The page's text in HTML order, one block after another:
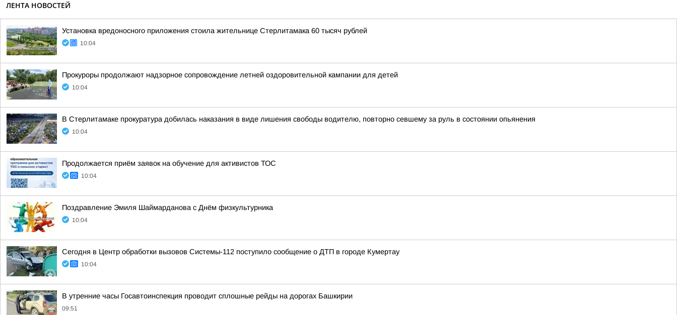
ЛЕНТА НОВОСТЕЙ
Установка вредоносного приложения стоила жительнице Стерлитамака 60 тысяч рублей
10:04
Прокуроры продолжают надзорное сопровождение летней оздоровительной кампании для детей
10:04
В Стерлитамаке прокуратура добилась наказания в виде лишения свободы водителю, повторно севшему за руль в состоянии опьянения
10:04
Продолжается приём заявок на обучение для активистов ТОС
10:04
Поздравление Эмиля Шаймарданова с Днём физкультурника
10:04
Сегодня в Центр обработки вызовов Системы-112 поступило сообщение о ДТП в городе Кумертау
10:04
В утренние часы Госавтоинспекция проводит сплошные рейды на дорогах Башкирии
09:51